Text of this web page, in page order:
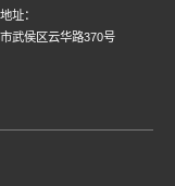
址：
武侯区云华路370号